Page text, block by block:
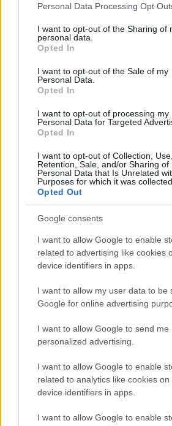
This information may also be disclosed
disclose it to other third parties.
Please note that this website/app uses
services and may gather and store
not limited to your visit or usage
grant or deny consent to Google and
consent section.
Personal Data Processing Opt
I want to opt-out of the Sharing of
personal data.
Opted In
I want to opt-out of the Sale of my
Personal Data.
Opted In
I want to opt-out of processing my
Personal Data for Targeted
Opted In
I want to opt-out of Collection, Use,
Retention, Sale, and/or Sharing of
Personal Data that Is Unrelated
Purposes for which it was collected.
Opted Out
Google consents
I want to allow Google to enable
related to advertising like cookies
device identifiers in apps.
I want to allow my user data to be
Google for online advertising
I want to allow Google to send me
personalized advertising.
I want to allow Google to enable
related to analytics like cookies on
device identifiers in apps.
I want to allow Google to enable